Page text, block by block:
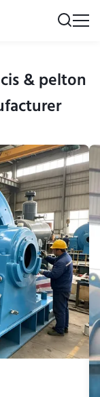
& pelton